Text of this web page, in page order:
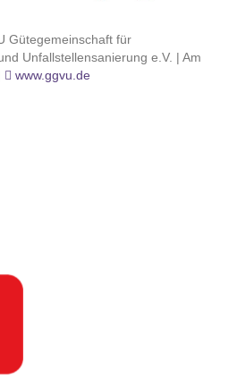
Gütegemeinschaft für
Unfallstellensanierung e.V. | Am
www.ggvu.de